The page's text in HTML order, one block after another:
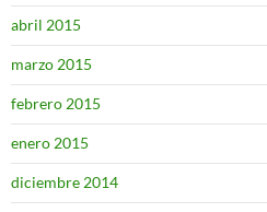
abril 2015
marzo 2015
febrero 2015
enero 2015
diciembre 2014